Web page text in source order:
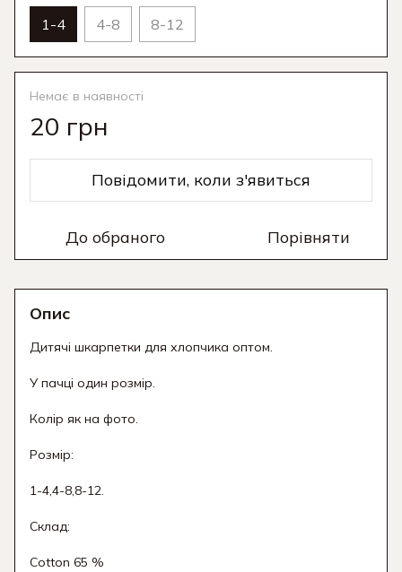
1-4 4-8 8-12
Немає в наявності
20 грн
Повідомити, коли з'явиться
До обраного Порівняти
Опис
Дитячі шкарпетки для хлопчика оптом.
У пачці один розмір.
Колір як на фото.
Розмір:
1-4,4-8,8-12.
Склад:
Cotton 65 %